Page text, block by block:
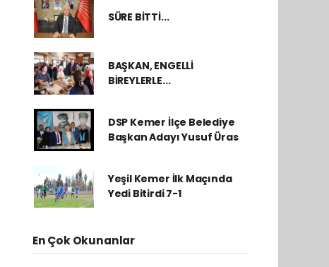
SÜRE BİTTİ...
BAŞKAN, ENGELLİ
BİREYLERLE...
DSP Kemer İlçe Belediye
Başkan Adayı Yusuf Üras
Yeşil Kemer İlk Maçında
Yedi Bitirdi 7-1
En Çok Okunanlar